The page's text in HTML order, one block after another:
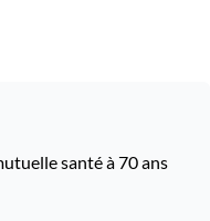
santé à 70 ans